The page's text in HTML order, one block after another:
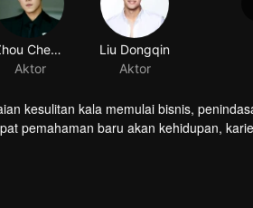
Zhou Chengao
Aktor
Liu Dongqin
Aktor
kesulitan kala memulai bisnis,
pemahaman baru akan kehidupan,
berita berstatus janda yang
pacarnya. Serial ini